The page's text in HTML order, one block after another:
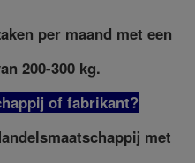
per maand met een
200-300 kg.
of fabrikant?
met